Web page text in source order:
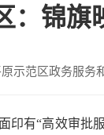
：锦旗
示范区政务服务
有“高效审批